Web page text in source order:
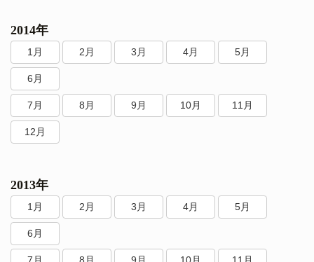
2014年
1月 2月 3月 4月 5月
6月
7月 8月 9月 10月 11月
12月
2013年
1月 2月 3月 4月 5月
6月